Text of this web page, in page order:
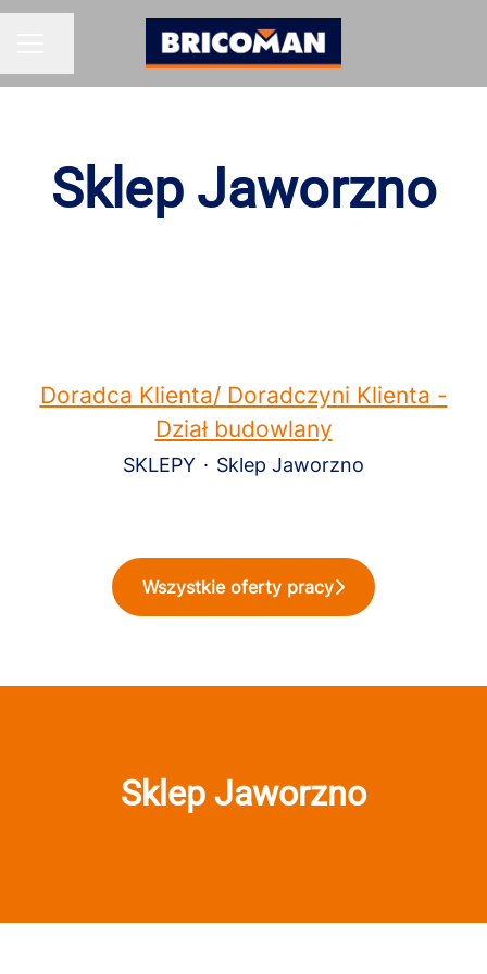
Udostępnij stronę
Sklep Jaworzno
Doradca Klienta/ Doradczyni Klienta -
Dział budowlany
SKLEPY · Sklep Jaworzno
Wszystkie oferty pracy
Sklep Jaworzno